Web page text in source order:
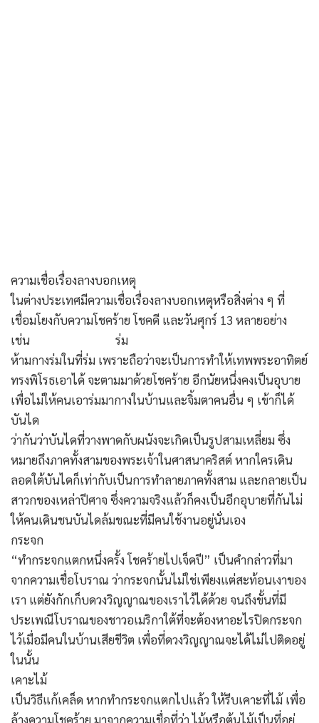
ความเชื่อเรื่องลางบอกเหตุ
ในต่างประเทศมีความเชื่อเรื่องลางบอกเหตุหรือสิ่งต่าง ๆ ที่
เชื่อมโยงกับความโชคร้าย โชคดี และวันศุกร์ 13 หลายอย่าง
เช่น ร่ม
ห้ามกางร่มในที่ร่ม เพราะถือว่าจะเป็นการทำให้เทพพระอาทิตย์
ทรงพิโรธเอาได้ จะตามมาด้วยโชคร้าย อีกนัยหนึ่งคงเป็นอุบาย
เพื่อไม่ให้คนเอาร่มมากางในบ้านและจิ้มตาคนอื่น ๆ เข้าก็ได้
บันได
ว่ากันว่าบันไดที่วางพาดกับผนังจะเกิดเป็นรูปสามเหลี่ยม ซึ่ง
หมายถึงภาคทั้งสามของพระเจ้าในศาสนาคริสต์ หากใครเดิน
ลอดใต้บันไดก็เท่ากับเป็นการทำลายภาคทั้งสาม และกลายเป็น
สาวกของเหล่าปีศาจ ซึ่งความจริงแล้วก็คงเป็นอีกอุบายที่กันไม่
ให้คนเดินชนบันไดล้มขณะที่มีคนใช้งานอยู่นั่นเอง
กระจก
“ทำกระจกแตกหนึ่งครั้ง โชคร้ายไปเจ็ดปี” เป็นคำกล่าวที่มา
จากความเชื่อโบราณ ว่ากระจกนั้นไม่ใช่เพียงแต่สะท้อนเงาของ
เรา แต่ยังกักเก็บดวงวิญญาณของเราไว้ได้ด้วย จนถึงขั้นที่มี
ประเพณีโบราณของชาวอเมริกาใต้ที่จะต้องหาอะไรปิดกระจก
ไว้เมื่อมีคนในบ้านเสียชีวิต เพื่อที่ดวงวิญญาณจะได้ไม่ไปติดอยู่
ในนั้น
เคาะไม้
เป็นวิธีแก้เคล็ด หากทำกระจกแตกไปแล้ว ให้รีบเคาะที่ไม้ เพื่อ
ล้างความโชคร้าย มาจากความเชื่อที่ว่า ไม้หรือต้นไม้เป็นที่อยู่